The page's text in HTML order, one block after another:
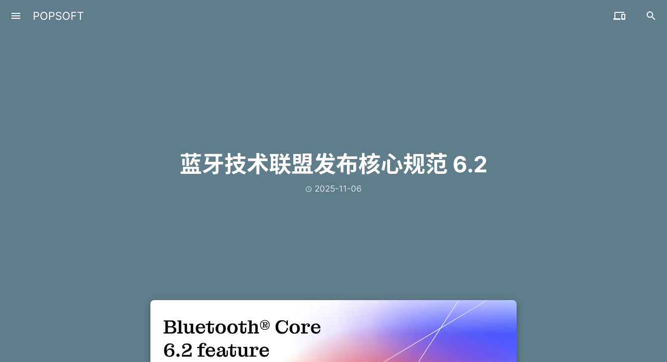
menu POPSOFT  
蓝牙技术联盟发布核心规范 6.2
 2025-11-06